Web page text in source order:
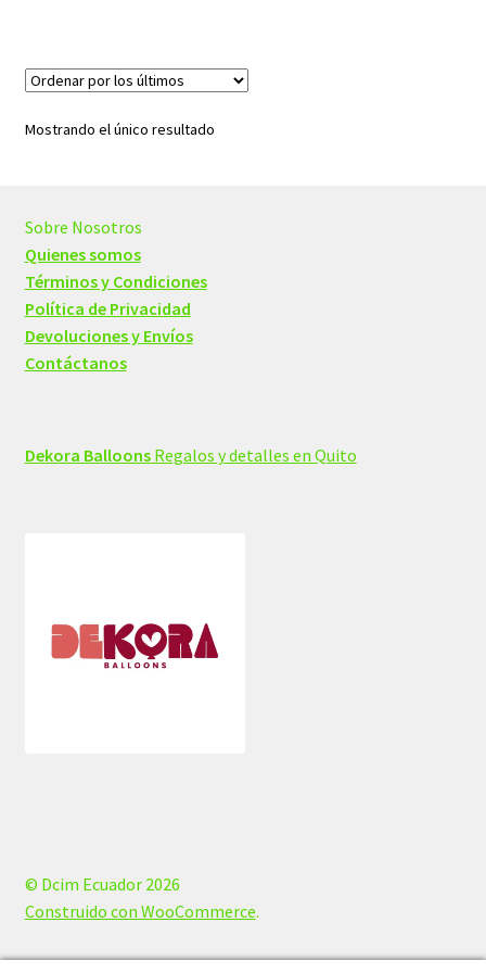
Mostrando el único resultado
Sobre Nosotros
Quienes somos
Términos y Condiciones
Política de Privacidad
Devoluciones y Envíos
Contáctanos
Dekora BalloonsRegalos y detalles en Quito
© Dcim Ecuador 2026
Construido con WooCommerce.